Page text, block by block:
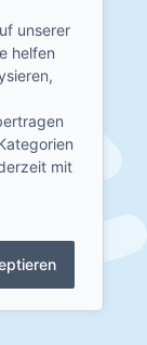
unserer
helfen
mit